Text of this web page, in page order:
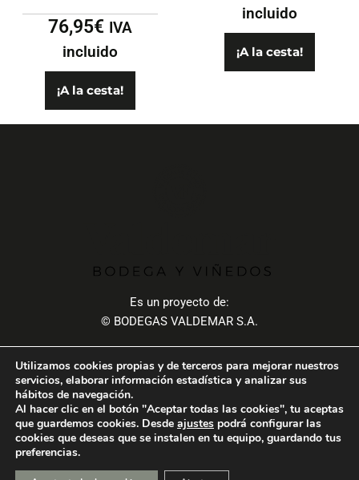
76,95€ IVA
incluido
¡A la cesta!
incluido
¡A la cesta!
Es un proyecto de:
© BODEGAS VALDEMAR S.A.
LEGAL
Aviso LegalPolítica de CookiesPolítica de Privacidad
Utilizamos cookies propias y de terceros para mejorar nuestros
servicios, elaborar información estadística y analizar sus
hábitos de navegación.
Al hacer clic en el botón "Aceptar todas las cookies", tu aceptas
que guardemos cookies. Desde ajustes podrá configurar las
cookies que deseas que se instalen en tu equipo, guardando tus
preferencias.